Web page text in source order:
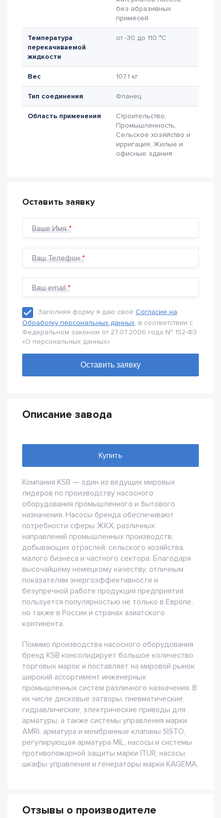
без абразивных
примесей
Температура
перекачиваемой
жидкости
от -30 до 110 °C
Вес 107.1 кг
Тип соединения Фланец
Область применения
Строительство,
Промышленность,
Сельское хозяйство и
ирригация, Жилые и
офисные здания
Оставить заявку
Ваше Имя
Ваш Телефон
Ваш email
Заполняя форму я даю своё Согласие на
Обработку персональных данных, в соответствии с
Федеральном законом от 27.07.2006 года № 152-Ф3
«О персональных данных».
Описание завода
Купить
Компания KSB — один из ведущих мировых
лидеров по производству насосного
оборудования промышленного и бытового
назначения. Насосы бренда обеспечивают
потребности сферы ЖКХ, различных
направлений промышленных производств,
добывающих отраслей, сельского хозяйства,
малого бизнеса и частного сектора. Благодаря
высочайшему немецкому качеству, отличным
показателям энергоэффективности и
безупречной работе продукция предприятия
пользуется популярностью не только в Европе,
но также в России и странах азиатского
континента.
Помимо производства насосного оборудования
бренд KSB консолидирует большое количество
торговых марок и поставляет на мировой рынок
широкий ассортимент инженерных
промышленных систем различного назначения. В
их числе дисковые затворы, пневматические,
гидравлические, электрические приводы для
арматуры, а также системы управления марки
AMRI, арматура и мембранные клапаны SISTO,
регулирующая арматура MIL, насосы и системы
противопожарной защиты марки ITUR, насосы,
шкафы управления и генераторы марки KAGEMA.
Отзывы о производителе